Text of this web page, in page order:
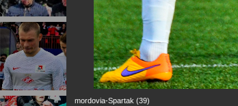
mordovia-Spartak (39)